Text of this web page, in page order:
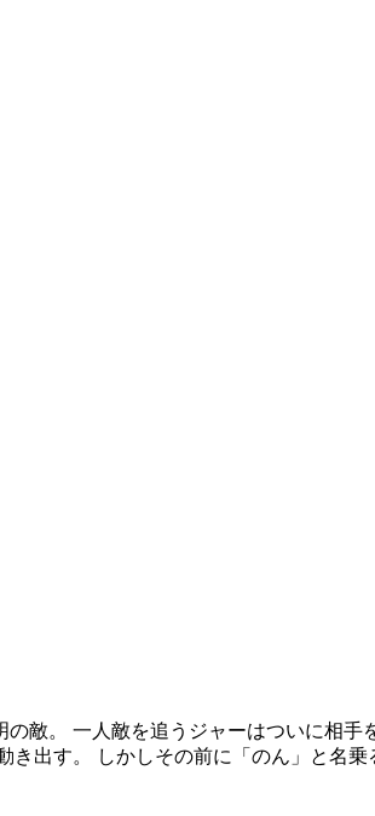
敵。 一人敵を追うジャーはついに相
出す。 しかしその前に「のん」と名